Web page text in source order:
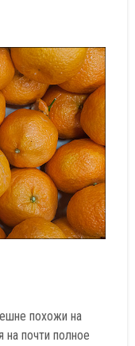
похожи на
почти полное